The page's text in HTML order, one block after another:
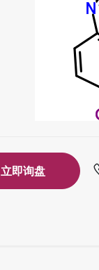
立即询盘